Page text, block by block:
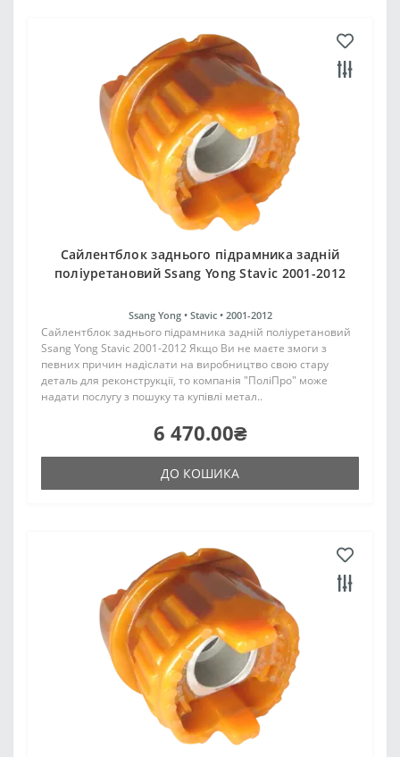
Сайлентблок заднього підрамника задній
поліуретановий Ssang Yong Stavic 2001-2012
Ssang Yong • Stavic • 2001-2012
Сайлентблок заднього підрамника задній поліуретановий
Ssang Yong Stavic 2001-2012 Якщо Ви не маєте змоги з
певних причин надіслати на виробництво свою стару
деталь для реконструкції, то компанія "ПоліПро" може
надати послугу з пошуку та купівлі метал..
6 470.00₴
ДО КОШИКА